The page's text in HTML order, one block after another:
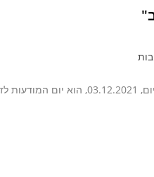
מאת: לירית שפיר שמש המאמר עלה גם בקבוצת כפר